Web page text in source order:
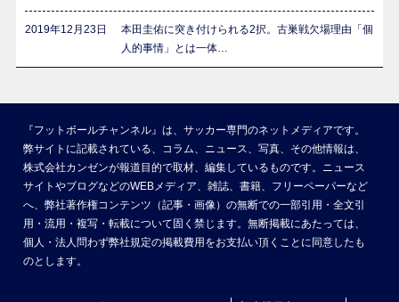
2019年12月23日
本田圭佑に突き付けられる2択。古巣戦欠場理由「個
人的事情」とは一体…
『フットボールチャンネル』は、サッカー専門のネットメディアです。
弊サイトに記載されている、コラム、ニュース、写真、その他情報は、
株式会社カンゼンが報道目的で取材、編集しているものです。ニュース
サイトやブログなどのWEBメディア、雑誌、書籍、フリーペーパーなど
へ、弊社著作権コンテンツ（記事・画像）の無断での一部引用・全文引
用・流用・複写・転載について固く禁じます。無断掲載にあたっては、
個人・法人問わず弊社規定の掲載費用をお支払い頂くことに同意したも
のとします。